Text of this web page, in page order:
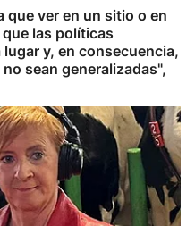
que ver en un sitio o en
las políticas
y, en consecuencia,
sean generalizadas",